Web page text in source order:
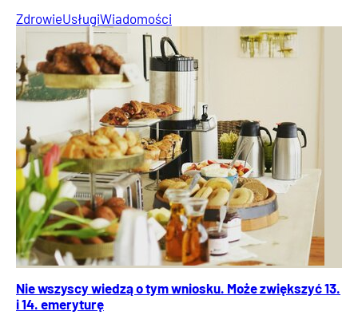
ZdrowieUsługiWiadomości
Nie wszyscy wiedzą o tym wniosku. Może zwiększyć 13.
i 14. emeryturę